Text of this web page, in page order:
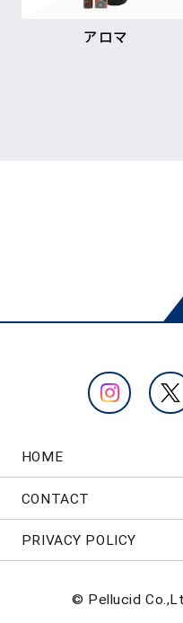
アロマ
HOME
CONTACT
PRIVACY POLICY
© Pellucid